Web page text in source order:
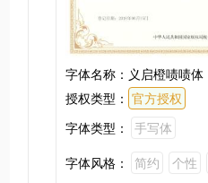
字体名称： 义启橙啧啧体
授权类型： 官方授权
字体类型：
手写体
字体风格： 简约 个性